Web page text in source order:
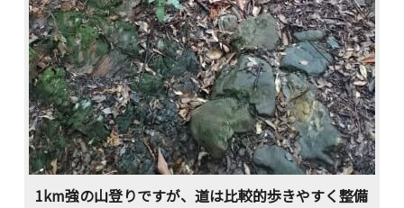
1km強の山登りですが、道は比較的歩きやすく整備